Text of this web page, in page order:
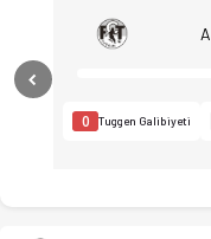
0 Tuggen Galibiyeti
Previous